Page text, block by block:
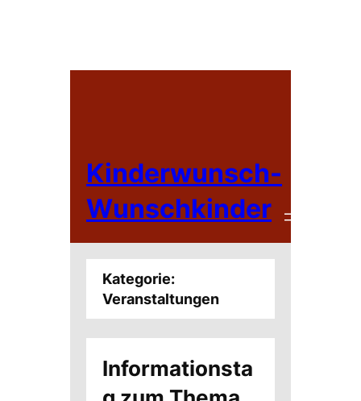
Kinderwunsch-
Wunschkinder
Kategorie:
Veranstaltungen
Informationsta